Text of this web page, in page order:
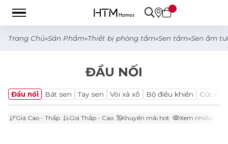
Trang Chủ»Sản Phẩm»Thiết bị phòng tắm»Sen tắm»Sen âm
ĐẦU NỐI
Đầu nối Bát sen Tay sen Vòi xả xô Bộ điều khiển Cút nối
Giá Cao - Thấp Giá Thấp - Cao Khuyến mãi hot Xem nhiều